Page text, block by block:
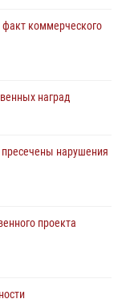
почтили
задержаны
отмечает
факт коммерческого
наград
пресечены нарушения
проекта